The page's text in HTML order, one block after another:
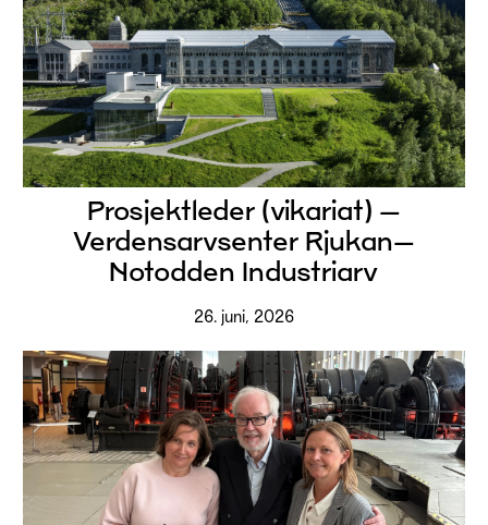
Prosjektleder (vikariat) –
Verdensarvsenter Rjukan–
Notodden Industriarv
26. juni, 2026